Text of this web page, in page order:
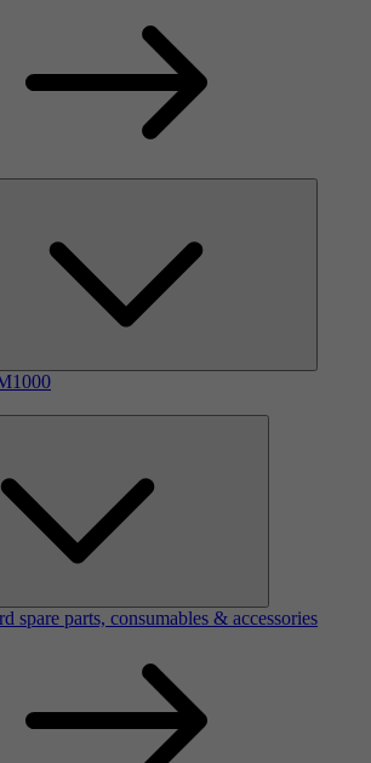
spare parts, consumables & accessories